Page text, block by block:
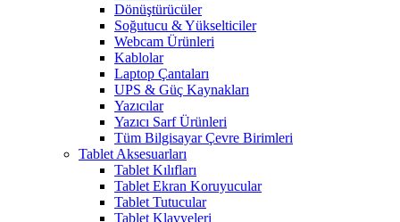
Dönüştürücüler
Soğutucu & Yükselticiler
Webcam Ürünleri
Kablolar
Laptop Çantaları
UPS & Güç Kaynakları
Yazıcılar
Yazıcı Sarf Ürünleri
Tüm Bilgisayar Çevre Birimleri
Tablet Aksesuarları
Tablet Kılıfları
Tablet Ekran Koruyucular
Tablet Tutucular
Tablet Klavyeleri